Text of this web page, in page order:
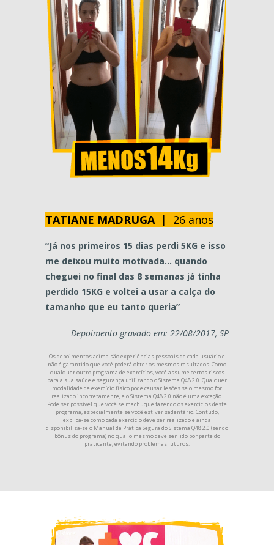
TATIANE MADRUGA | 26 anos
“Já nos primeiros 15 dias perdi 5KG e isso
me deixou muito motivada… quando
cheguei no final das 8 semanas já tinha
perdido 15KG e voltei a usar a calça do
tamanho que eu tanto queria”
Depoimento gravado em: 22/08/2017, SP
Os depoimentos acima são experiências pessoais de cada usuário e
não é garantido que você poderá obter os mesmos resultados. Como
qualquer outro programa de exercícios, você assume certos riscos
para a sua saúde e segurança utilizando o Sistema Q48 2.0. Qualquer
modalidade de exercício físico pode causar lesões se o mesmo for
realizado incorretamente, e o Sistema Q48 2.0 não é uma exceção.
Pode ser possível que você se machuque fazendo os exercícios deste
programa, especialmente se você estiver sedentário. Contudo,
explica-se como cada exercício deve ser realizado e ainda
disponibiliza-se o Manual da Prática Segura do Sistema Q48 2.0 (sendo
bônus do programa) no qual o mesmo deve ser lido por parte do
praticante, evitando problemas futuros.